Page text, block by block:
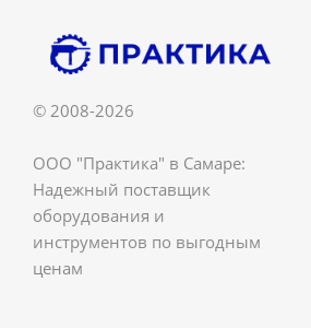
© 2008-2026
ООО "Практика" в Самаре:
Надежный поставщик
оборудования и
инструментов по выгодным
ценам